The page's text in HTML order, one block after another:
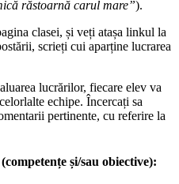
răstoarnă carul mare”).
clasei, și veți atașa linkul la
scrieți cui aparține lucrarea
lucrărilor, fiecare elev va
echipe. Încercați sa
pertinente, cu referire la
și/sau obiective):